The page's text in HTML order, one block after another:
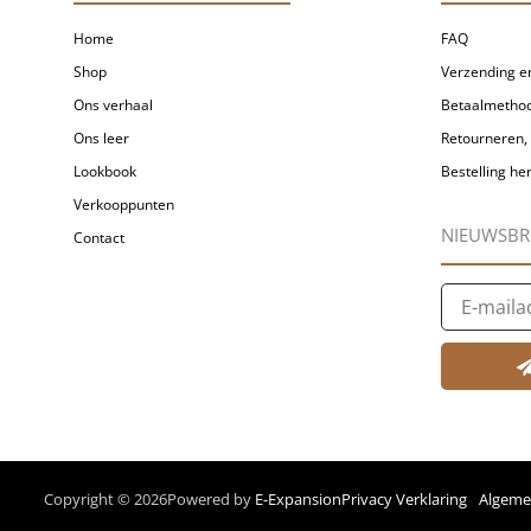
Home
Shop
Ons verhaal
Ons leer
Lookbook
Verkooppunten
Contact
FAQ
Verzending
Bestelling
E-
mailadres
Copyright © 2026Powered by E-ExpansionPrivacy Verklaring